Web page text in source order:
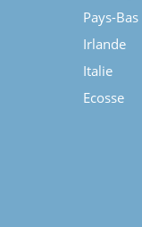
Pays-Bas
Irlande
Italie
Ecosse